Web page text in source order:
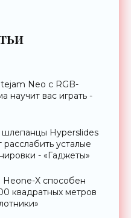
Neo с RGB-
научит вас играть -
шлепанцы Hyperslides
расслабить усталые
- «Гаджеты»
X способен
квадратных метров